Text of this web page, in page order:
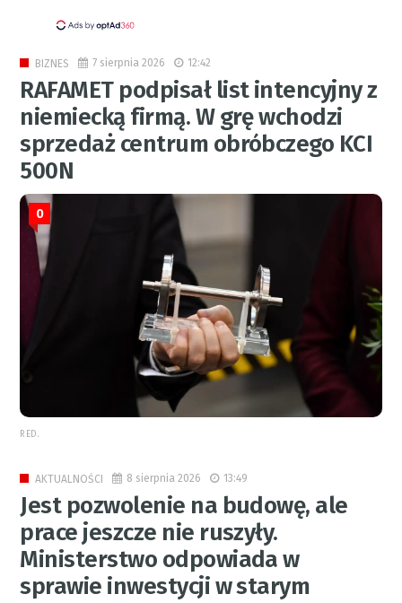
BIZNES 7 sierpnia 2026 12:42
RAFAMET podpisał list intencyjny z
niemiecką firmą. W grę wchodzi
sprzedaż centrum obróbczego KCI
500N
0
RED.
AKTUALNOŚCI 8 sierpnia 2026 13:49
Jest pozwolenie na budowę, ale
prace jeszcze nie ruszyły.
Ministerstwo odpowiada w
sprawie inwestycji w starym